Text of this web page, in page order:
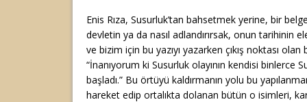
Enis Rıza, Susurluk’tan bahsetmek yerine, bir
devletin ya da nasıl adlandırırsak, onun tarihinin
ve bizim için bu yazıyı yazarken çıkış noktası
“İnanıyorum ki Susurluk olayının kendisi binlerce
başladı.” Bu örtüyü kaldırmanın yolu bu
hareket edip ortalıkta dolanan bütün o isimleri,